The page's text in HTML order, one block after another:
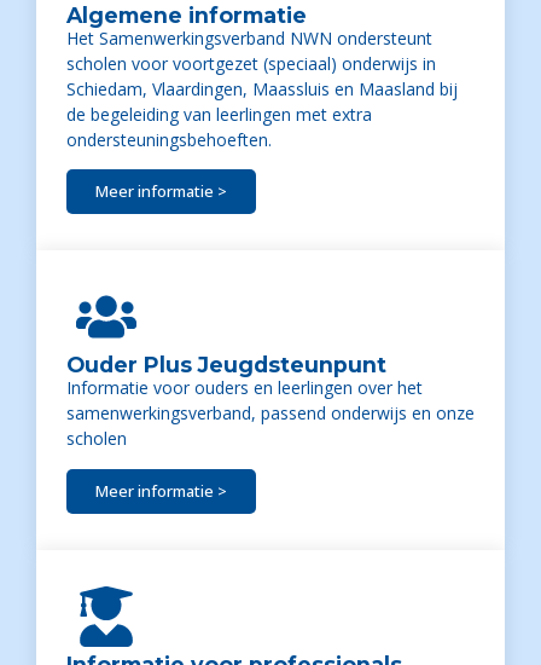
Algemene informatie
Het Samenwerkingsverband NWN ondersteunt
scholen voor voortgezet (speciaal) onderwijs in
Schiedam, Vlaardingen, Maassluis en Maasland bij
de begeleiding van leerlingen met extra
ondersteuningsbehoeften.
Meer informatie >
Ouder Plus Jeugdsteunpunt
Informatie voor ouders en leerlingen over het
samenwerkingsverband, passend onderwijs en onze
scholen
Meer informatie >